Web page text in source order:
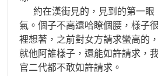
約在漢街見的，見到的第一眼
氣。個子不高還哈瞭個腰，樣子
裡想著，之前對女方請求蠻高的
就他阿誰樣子，還能如許請求，
官二代都不敢如許請求。